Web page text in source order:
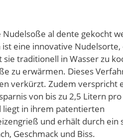
al dente gekocht
ist eine innovative Nudelsorte,
traditionell in Wasser zu
zu erwärmen. Dieses
verkürzt. Zudem verspricht
von bis zu 2,5 Litern
liegt in ihrem patentierten
und erhält durch ein
Geschmack und Biss.